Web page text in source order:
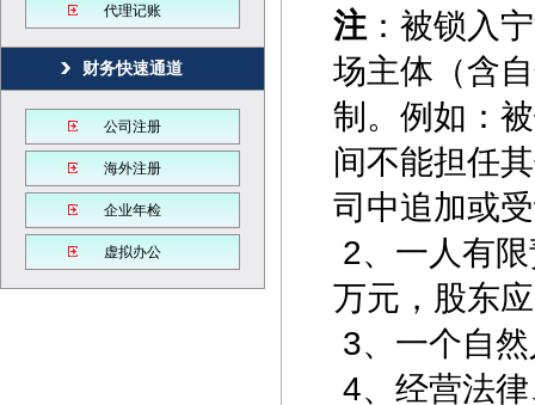
代理记账
财务快速通道
公司注册
海外注册
企业年检
虚拟办公
注 ：被锁入
场主体（含
制。例如：
间不能担任
司中追加或
2、一人有
万元，股东
3、一个自
4、经营法